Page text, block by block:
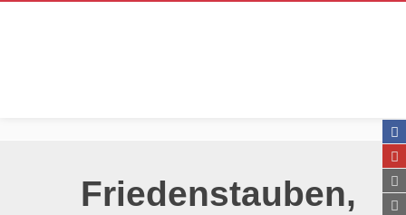
Friedenstauben,